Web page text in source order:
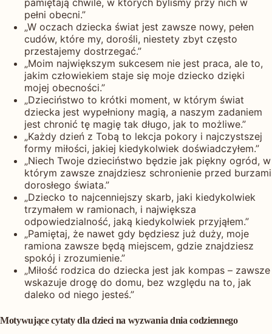
pamiętają chwile, w których byliśmy przy nich w
pełni obecni.”
„W oczach dziecka świat jest zawsze nowy, pełen
cudów, które my, dorośli, niestety zbyt często
przestajemy dostrzegać.”
„Moim największym sukcesem nie jest praca, ale to,
jakim człowiekiem staje się moje dziecko dzięki
mojej obecności.”
„Dzieciństwo to krótki moment, w którym świat
dziecka jest wypełniony magią, a naszym zadaniem
jest chronić tę magię tak długo, jak to możliwe.”
„Każdy dzień z Tobą to lekcja pokory i najczystszej
formy miłości, jakiej kiedykolwiek doświadczyłem.”
„Niech Twoje dzieciństwo będzie jak piękny ogród, w
którym zawsze znajdziesz schronienie przed burzami
dorosłego świata.”
„Dziecko to najcenniejszy skarb, jaki kiedykolwiek
trzymałem w ramionach, i największa
odpowiedzialność, jaką kiedykolwiek przyjąłem.”
„Pamiętaj, że nawet gdy będziesz już duży, moje
ramiona zawsze będą miejscem, gdzie znajdziesz
spokój i zrozumienie.”
„Miłość rodzica do dziecka jest jak kompas – zawsze
wskazuje drogę do domu, bez względu na to, jak
daleko od niego jesteś.”
Motywujące cytaty dla dzieci na wyzwania dnia codziennego